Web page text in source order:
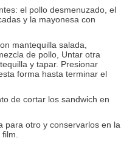
el pollo desmenuzado, el
y la mayonesa con
mantequilla salada,
de pollo, Untar otra
y tapar. Presionar
forma hasta terminar el
de cortar los sandwich en
para otro y conservarlos en la